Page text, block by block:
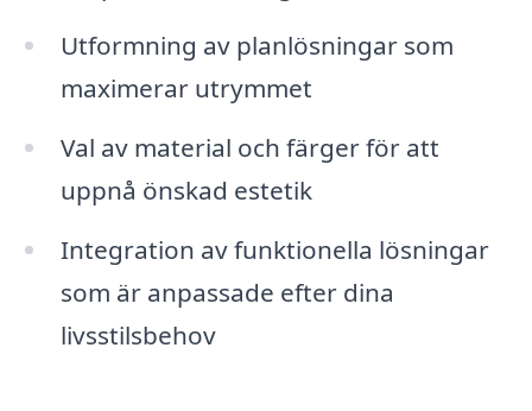
Utformning av planlösningar som
maximerar utrymmet
Val av material och färger för att
uppnå önskad estetik
Integration av funktionella lösningar
som är anpassade efter dina
livsstilsbehov